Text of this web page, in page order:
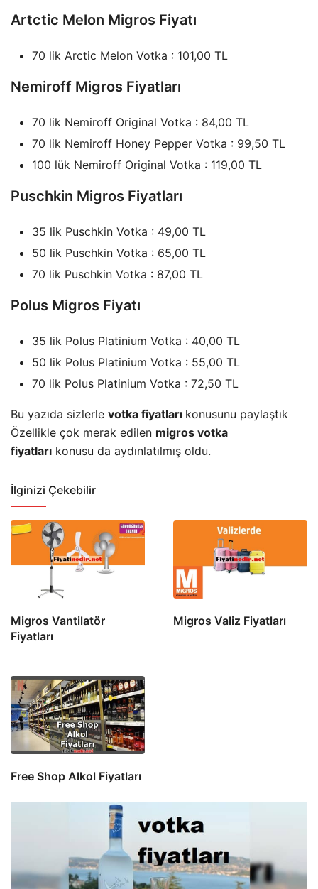
Artctic Melon Migros Fiyatı
70 lik Arctic Melon Votka : 101,00 TL
Nemiroff Migros Fiyatları
70 lik Nemiroff Original Votka : 84,00 TL
70 lik Nemiroff Honey Pepper Votka : 99,50 TL
100 lük Nemiroff Original Votka : 119,00 TL
Puschkin Migros Fiyatları
35 lik Puschkin Votka : 49,00 TL
50 lik Puschkin Votka : 65,00 TL
70 lik Puschkin Votka : 87,00 TL
Polus Migros Fiyatı
35 lik Polus Platinium Votka : 40,00 TL
50 lik Polus Platinium Votka : 55,00 TL
70 lik Polus Platinium Votka : 72,50 TL
Bu yazıda sizlerle votka fiyatları konusunu paylaştık
Özellikle çok merak edilen migros votka
fiyatları konusu da aydınlatılmış oldu.
İlginizi Çekebilir
Migros Vantilatör
Fiyatları
Migros Valiz Fiyatları
Free Shop Alkol Fiyatları